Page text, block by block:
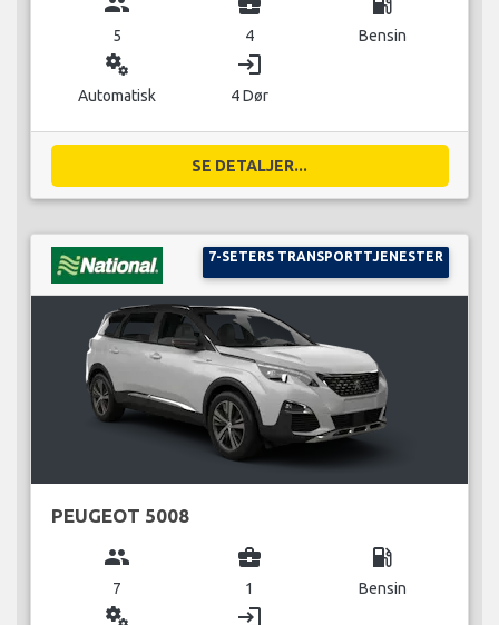
5 4 Bensin
miscellaneous_services
Automatisk
login
4 Dør
SE DETALJER...
7-SETERS TRANSPORTTJENESTER
PEUGEOT 5008
group
7
business_center
1
local_gas_station
Bensin
miscellaneous_services login